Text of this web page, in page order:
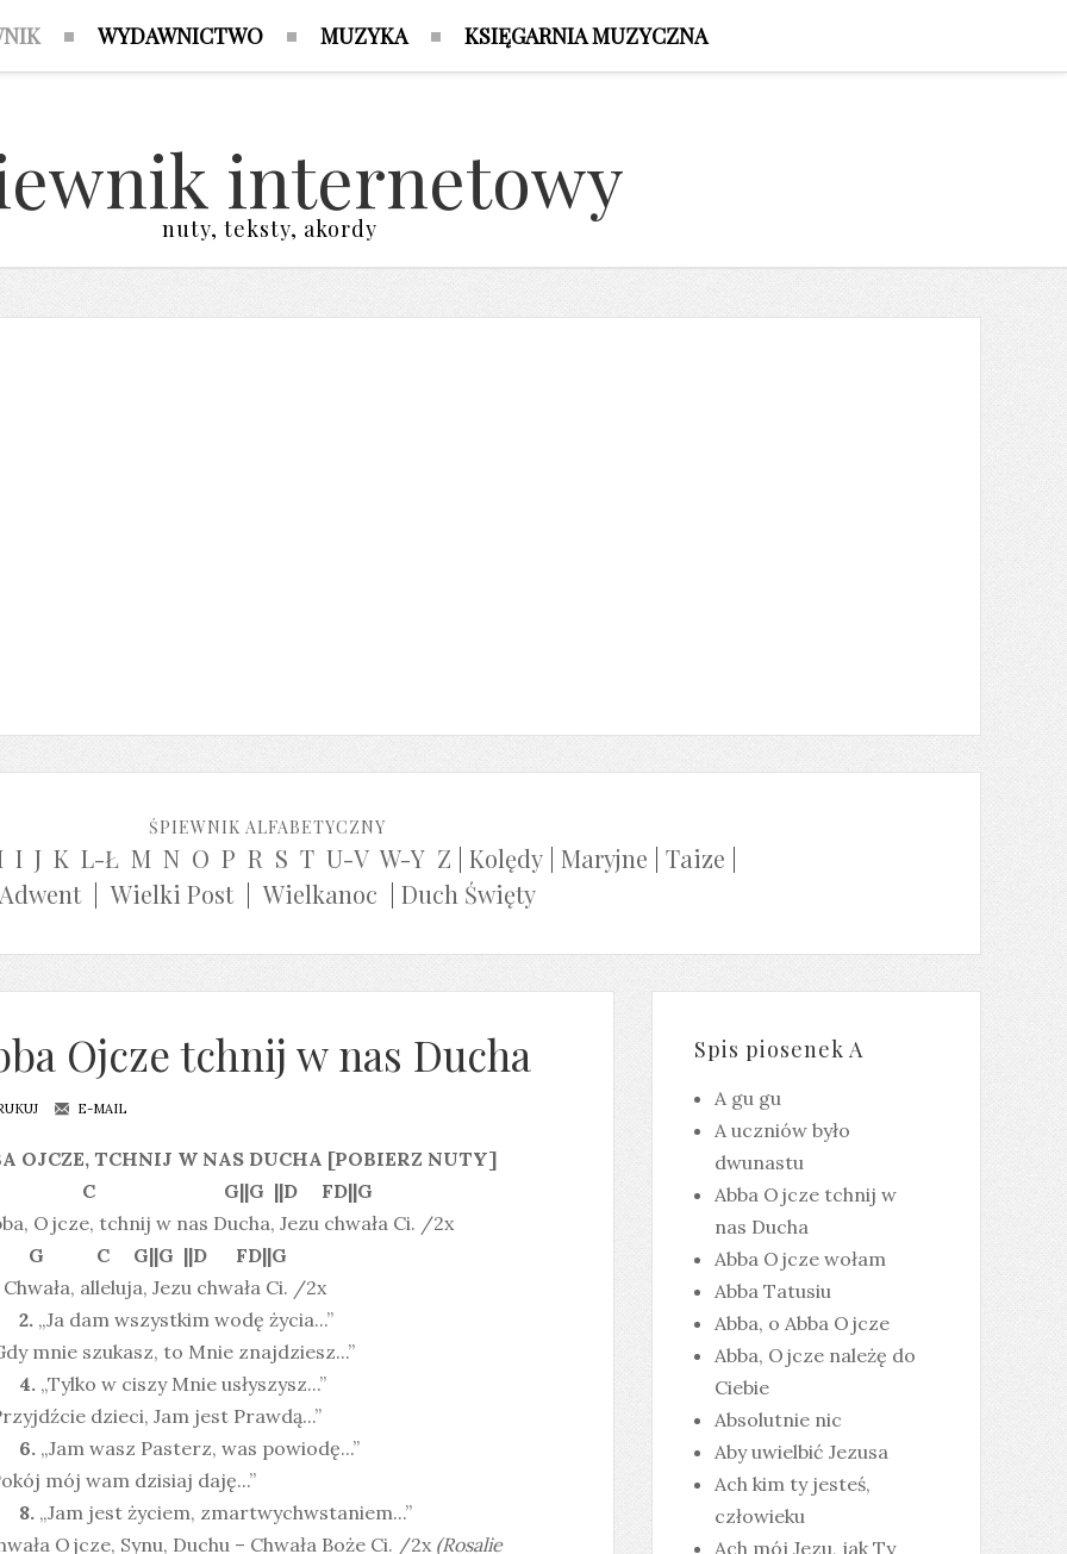
WYDAWNICTWO MUZYKA KSIĘGARNIA MUZYCZNA
internetowy
nuty, teksty, akordy
ŚPIEWNIK ALFABETYCZNY
I J K L-Ł M N O P R S T U-V W-Y Z Kolędy| Maryjne Taize
| Wielki Post| Wielkanoc Duch Święty
Ojcze tchnij w nas Ducha
E-MAIL
OJCZE, TCHNIJ W NAS DUCHA [POBIERZ NUTY]
C G||G ||D FD||G
Ojcze, tchnij w nas Ducha, Jezu chwała Ci. /2x
G||G ||D FD||G
alleluja, Jezu chwała Ci. /2x
2.„Ja dam wszystkim wodę życia...”
mnie szukasz, to Mnie znajdziesz...”
4.„Tylko w ciszy Mnie usłyszysz...”
dzieci, Jam jest Prawdą...”
6.„Jam wasz Pasterz, was powiodę...”
mój wam dzisiaj daję...”
8.„Jam jest życiem, zmartwychwstaniem...”
Ojcze, Synu, Duchu – Chwała Boże Ci. /2x (Rosalie
Spis piosenek A
A gu gu
A uczniów było
dwunastu
Abba Ojcze tchnij w
nas Ducha
Abba Ojcze wołam
Abba Tatusiu
Abba, o Abba Ojcze
Abba, Ojcze należę do
Ciebie
Absolutnie nic
Aby uwielbić Jezusa
Ach kim ty jesteś,
człowieku
Ach mój Jezu, jak Ty